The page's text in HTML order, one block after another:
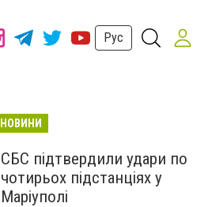
Рус
СБС підтвердили удари по
чотирьох підстанціях у
Маріуполі